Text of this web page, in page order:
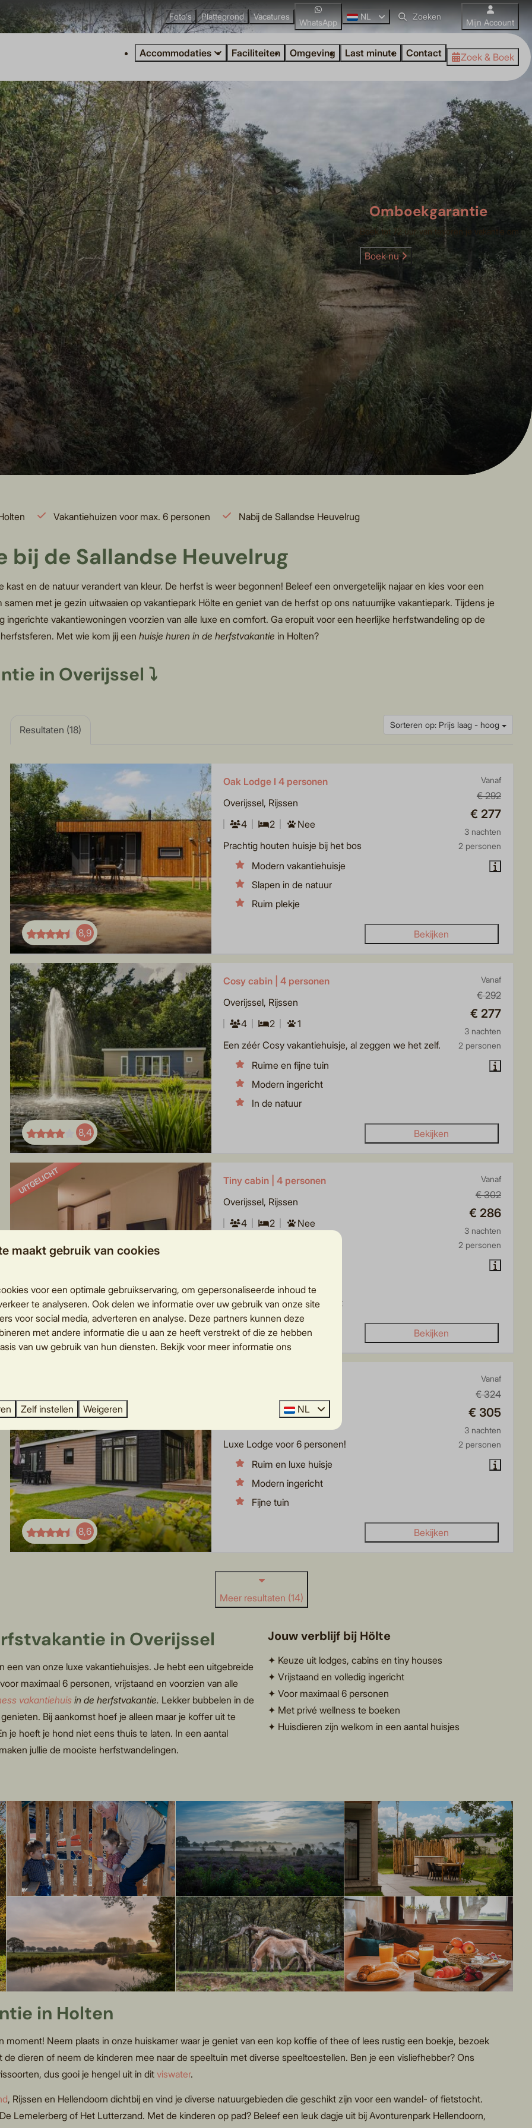
Foto's Plattegrond Vacatures
WhatsApp
NL
Mijn Account
Accommodaties Faciliteiten Omgeving Last minute Contact Zoek & Boek
Omboekgarantie
Boek tot 72 uur van tevoren je vakantie om
Boek nu
Vakantiehuizen voor max. 6 personen Nabij de Sallandse Heuvelrug
de Sallandse Heuvelrug
en de natuur verandert van kleur. De herfst is weer begonnen! Beleef een onvergetelijk najaar en kies voor een
samen met je gezin uitwaaien op vakantiepark Hölte en geniet van de herfst op ons natuurrijke vakantiepark. Tijdens je
ingerichte vakantiewoningen voorzien van alle luxe en comfort. Ga eropuit voor een heerlijke herfstwandeling op de
Met wie kom jij eenhuisje huren in de herfstvakantie in Holten?
in Overijssel ⤵
Sorteren op: Prijs laag - hoog
Resultaten (18)
8,9
Vanaf
€ 292
€ 277
3 nachten
2 personen
Oak Lodge I 4 personen
Overijssel, Rijssen
4
2
Nee
Prachtig houten huisje bij het bos
Modern vakantiehuisje
Slapen in de natuur
Ruim plekje
Bekijken
8,4
Vanaf
€ 292
€ 277
3 nachten
2 personen
Cosy cabin | 4 personen
Overijssel, Rijssen
4
2
1
Een zéér Cosy vakantiehuisje, al zeggen we het zelf.
Ruime en fijne tuin
Modern ingericht
In de natuur
Bekijken
UITGELICHT
8,6
Vanaf
€ 302
€ 286
3 nachten
2 personen
Tiny cabin | 4 personen
Overijssel, Rijssen
4
2
Nee
Rustig buitenplekje
Comfortabel ingericht
Bekijken
8,6
Vanaf
€ 324
€ 305
3 nachten
2 personen
Overijssel, Rijssen
Luxe Lodge voor 6 personen!
Ruim en luxe huisje
Modern ingericht
Fijne tuin
Bekijken
Meer resultaten (14)
in Overijssel
een van onze luxe vakantiehuisjes. Je hebt een uitgebreide
maximaal 6 personen, vrijstaand en voorzien van alle
vakantiehuis in de herfstvakantie. Lekker bubbelen in de
Bij aankomst hoef je alleen maar je koffer uit te
je hoeft je hond niet eens thuis te laten. In een aantal
jullie de mooiste herfstwandelingen.
Jouw verblijf bij Hölte
✦ Keuze uit lodges, cabins en tiny houses
✦ Vrijstaand en volledig ingericht
✦ Voor maximaal 6 personen
✦ Met privé wellness te boeken
✦ Huisdieren zijn welkom in een aantal huisjes
in Holten
moment! Neem plaats in onze huiskamer waar je geniet van een kop koffie of thee of lees rustig een boekje, bezoek
dieren of neem de kinderen mee naar de speeltuin met diverse speeltoestellen. Ben je een visliefhebber? Ons
dus gooi je hengel uit in ditviswater.
, Rijssen en Hellendoorn dichtbij en vind je diverse natuurgebieden die geschikt zijn voor een wandel- of fietstocht.
Lemelerberg of Het Lutterzand. Met de kinderen op pad? Beleef een leuk dagje uit bij Avonturenpark Hellendoorn,
maakt gebruik van cookies
voor een optimale gebruikservaring, om gepersonaliseerde inhoud te
te analyseren. Ook delen we informatie over uw gebruik van onze site
voor social media, adverteren en analyse. Deze partners kunnen deze
met andere informatie die u aan ze heeft verstrekt of die ze hebben
van uw gebruik van hun diensten. Bekijk voor meer informatie ons
Zelf instellen Weigeren NL